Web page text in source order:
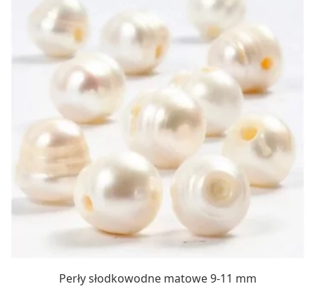
Perły słodkowodne matowe 9-11 mm